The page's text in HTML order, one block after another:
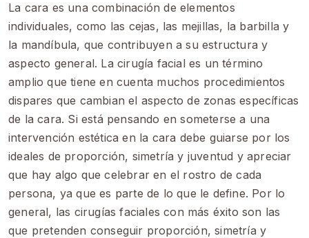
La cara es una combinación de elementos
individuales, como las cejas, las mejillas, la barbilla y
la mandíbula, que contribuyen a su estructura y
aspecto general. La cirugía facial es un término
amplio que tiene en cuenta muchos procedimientos
dispares que cambian el aspecto de zonas específicas
de la cara. Si está pensando en someterse a una
intervención estética en la cara debe guiarse por los
ideales de proporción, simetría y juventud y apreciar
que hay algo que celebrar en el rostro de cada
persona, ya que es parte de lo que le define. Por lo
general, las cirugías faciales con más éxito son las
que pretenden conseguir proporción, simetría y